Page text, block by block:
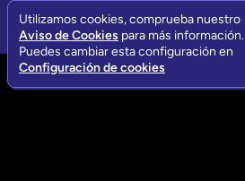
Utilizamos cookies, comprueba nuestro
Aviso de Cookies para más información.
Puedes cambiar esta configuración en
Configuración de cookies